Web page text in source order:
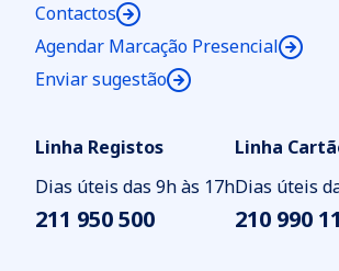
Contactos
Agendar Marcação Presencial
Enviar sugestão
Linha Registos
Dias úteis das 9h às 17h
211 950 500
Linha
Dias úteis
210 990